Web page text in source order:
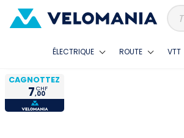
ÉLECTRIQUE ROUTE VTT
CAGNOTTEZ
7,00
CHF